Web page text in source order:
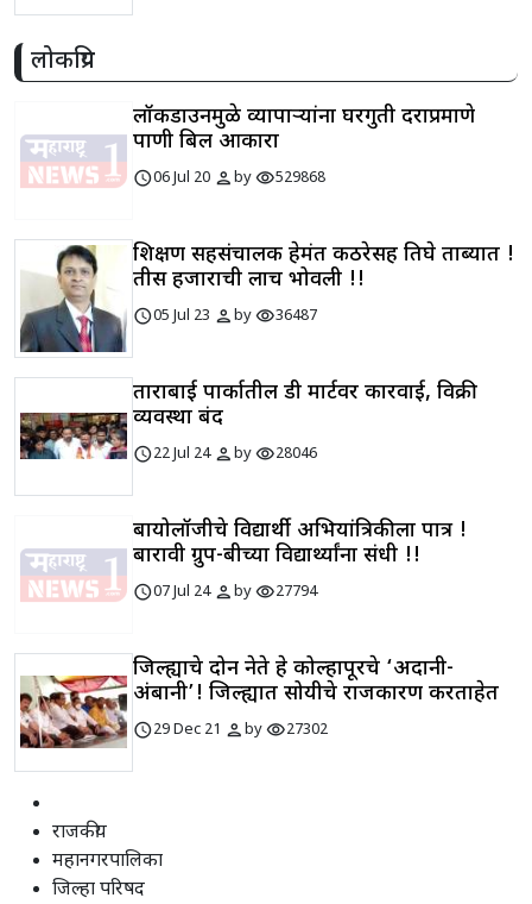
लोकप्रिय
लॉकडाउनमुळे व्यापाऱ्यांना घरगुती दराप्रमाणे
पाणी बिल आकारा
schedule06 Jul 20 personbyvisibility529868
शिक्षण सहसंचालक हेमंत कठरेसह तिघे ताब्यात !
तीस हजाराची लाच भोवली !!
schedule05 Jul 23 personbyvisibility36487
ताराबाई पार्कातील डी मार्टवर कारवाई, विक्री
व्यवस्था बंद
schedule22 Jul 24 personbyvisibility28046
बायोलॉजीचे विद्यार्थी अभियांत्रिकीला पात्र !
बारावी ग्रुप-बीच्या विद्यार्थ्यांना संधी !!
schedule07 Jul 24 personbyvisibility27794
जिल्ह्याचे दोन नेते हे कोल्हापूरचे ‘अदानी-
अंबानी’! जिल्ह्यात सोयीचे राजकारण करताहेत
schedule29 Dec 21 personbyvisibility27302
राजकीय
महानगरपालिका
जिल्हा परिषद